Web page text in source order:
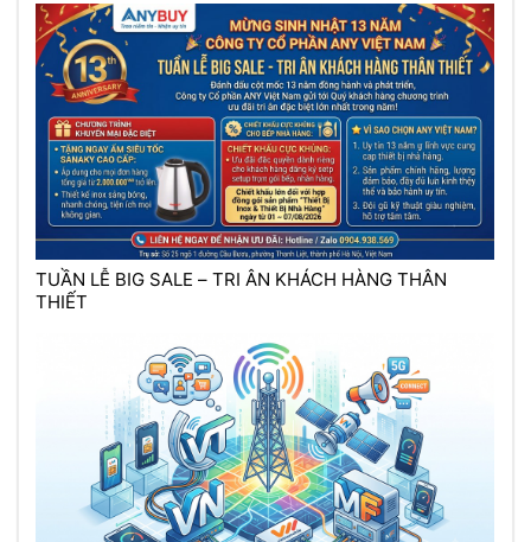
TUẦN LỄ BIG SALE – TRI ÂN KHÁCH HÀNG THÂN
THIẾT